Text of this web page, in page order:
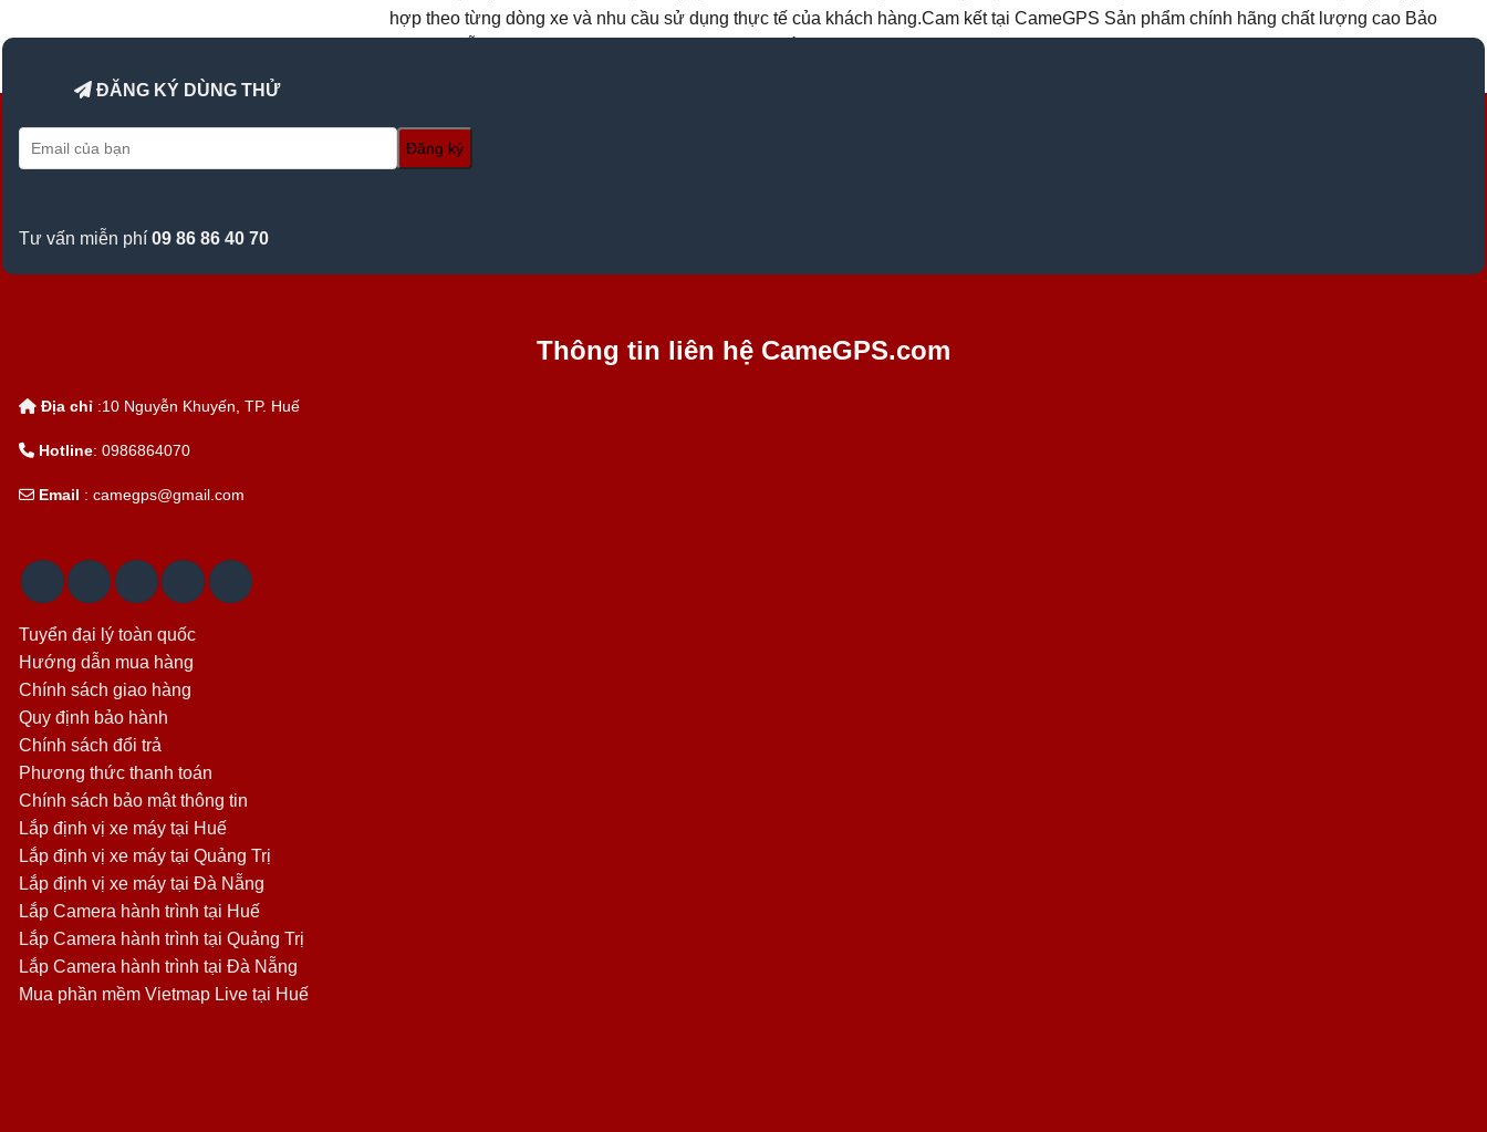
hợp theo từng dòng xe và nhu cầu sử dụng thực tế của khách hàng.Cam kết tại CameGPS Sản phẩm chính hãng chất lượng cao Bảo
ĐĂNG KÝ DÙNG THỬ
Tư vấn miễn phí 09 86 86 40 70
Thông tin liên hệ CameGPS.com
Địa chỉ :10 Nguyễn Khuyến, TP. Huế
Hotline: 0986864070
Email : camegps@gmail.com
Tuyển đại lý toàn quốc
Hướng dẫn mua hàng
Chính sách giao hàng
Quy định bảo hành
Chính sách đổi trả
Phương thức thanh toán
Chính sách bảo mật thông tin
Lắp định vị xe máy tại Huế
Lắp định vị xe máy tại Quảng Trị
Lắp định vị xe máy tại Đà Nẵng
Lắp Camera hành trình tại Huế
Lắp Camera hành trình tại Quảng Trị
Lắp Camera hành trình tại Đà Nẵng
Mua phần mềm Vietmap Live tại Huế